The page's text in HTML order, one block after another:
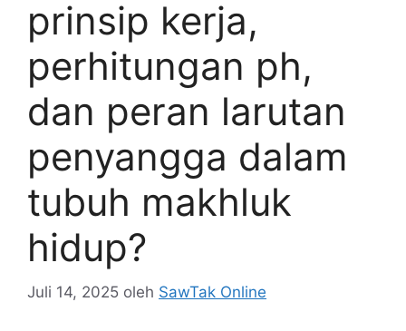
prinsip kerja,
perhitungan ph,
dan peran larutan
penyangga dalam
tubuh makhluk
hidup?
Juli 14, 2025 oleh SawTak Online